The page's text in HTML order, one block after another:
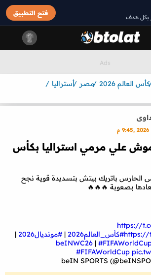
بكل هدف
فتح التطبيق
كأس العالم 2026 مصر
أستراليا
علي مرمي استراليا بكأس
الحارس باتريك بيتش بتسديدة قوية نجح
بصعوبة 🔥🔥🔥
https://
https://#كأس_العالم2026 | #مونديال2026
|
|
#FIFAWorldCup